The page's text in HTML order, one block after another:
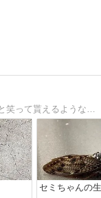
からだのこと こころのこと ちょっとクスっと笑って貰えるような？ 雑談です
セミちゃんの